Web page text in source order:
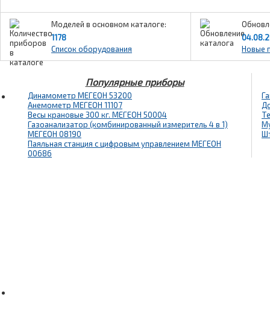
Моделей в основном каталоге:
1178
Список оборудования
Новые
Популярные приборы
Динамометр МЕГЕОН 53200
Анемометр МЕГЕОН 11107
Весы крановые 300 кг. МЕГЕОН 50004
Газоанализатор (комбинированный измеритель 4 в 1)
МЕГЕОН 08190
Паяльная станция с цифровым управлением МЕГЕОН
00686